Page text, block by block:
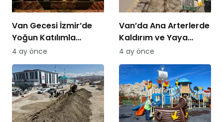
Van Gecesi İzmir’de
Yoğun Katılımla
Düzenlendi
4 ay önce
Van’da Ana Arterlerde
Kaldırım ve Yaya
Yolları Yenileniyor
4 ay önce